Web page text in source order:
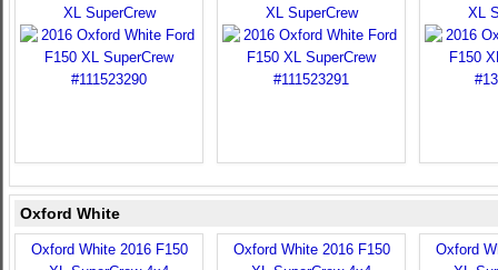
XL SuperCrew
XL SuperCrew
XL
Oxford White
Oxford White 2016 F150
Oxford White 2016 F150
Oxford